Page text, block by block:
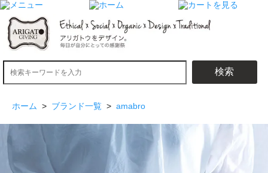
検索
ホーム > ブランド一覧 > amabro